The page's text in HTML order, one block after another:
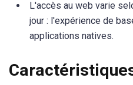
L'accès au web varie
jour : l'expérience de
applications natives.